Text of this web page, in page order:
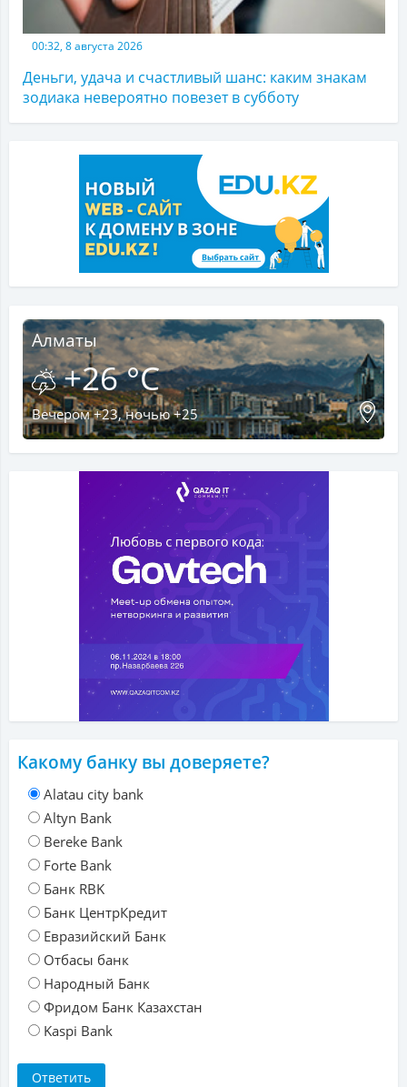
00:32, 8 августа 2026
Деньги, удача и счастливый шанс: каким знакам
зодиака невероятно повезет в субботу
Алматы
+26 °C
Вечером +23, ночью +25
Какому банку вы доверяете?
Alatau city bank
Altyn Bank
Bereke Bank
Forte Bank
Банк RBK
Банк ЦентрКредит
Евразийский Банк
Отбасы банк
Народный Банк
Фридом Банк Казахстан
Kaspi Bank